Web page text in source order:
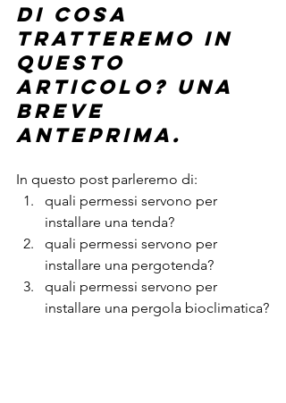
Di cosa
tratteremo in
questo
articolo? Una
breve
anteprima.
In questo post parleremo di:
quali permessi servono per
installare una tenda?
quali permessi servono per
installare una pergotenda?
quali permessi servono per
installare una pergola bioclimatica?